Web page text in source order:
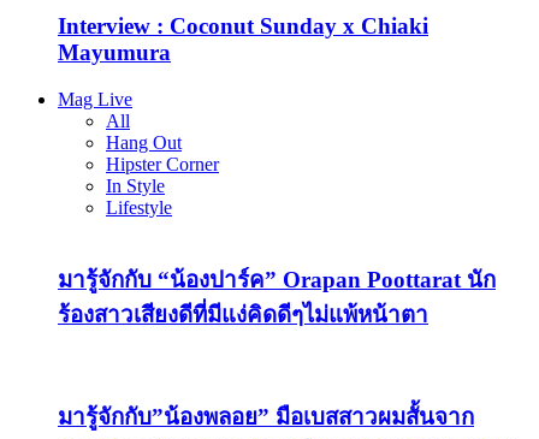
Interview : Coconut Sunday x Chiaki
Mayumura
Mag Live
All
Hang Out
Hipster Corner
In Style
Lifestyle
มารู้จักกับ “น้องปาร์ค” Orapan Poottarat นัก
ร้องสาวเสียงดีที่มีแง่คิดดีๆไม่แพ้หน้าตา
มารู้จักกับ”น้องพลอย” มือเบสสาวผมสั้นจาก